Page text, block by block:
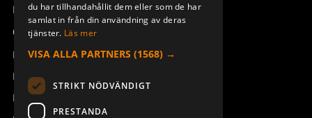
Manualer och videoinstruktioner
Om Åkerströms
Kontakt
Nyheter
Pressrum
du har tillhandahållit dem eller som de har
samlat in från din användning av deras
tjänster. Läs mer
VISA ALLA PARTNERS (1568) →
STRIKT NÖDVÄNDIGT
PRESTANDA